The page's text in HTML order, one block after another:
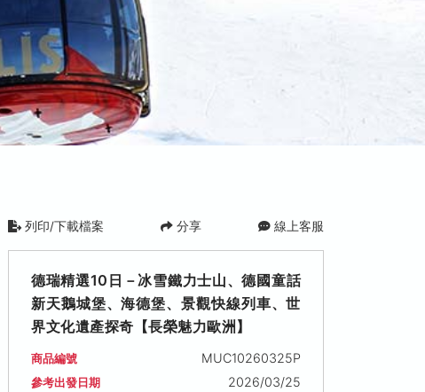
列印/下載檔案 分享 線上客服
德瑞精選10日－冰雪鐵力士山、德國童話
新天鵝城堡、海德堡、景觀快線列車、世
界文化遺產探奇【長榮魅力歐洲】
商品編號 MUC10260325P
參考出發日期 2026/03/25